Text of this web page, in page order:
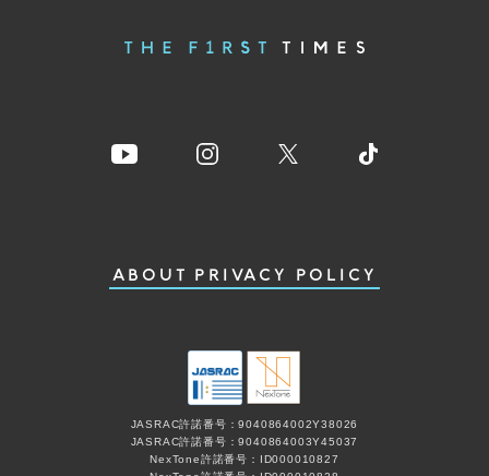
ABOUT PRIVACY POLICY
JASRAC許諾番号：9040864002Y38026
JASRAC許諾番号：9040864003Y45037
NexTone許諾番号：ID000010827